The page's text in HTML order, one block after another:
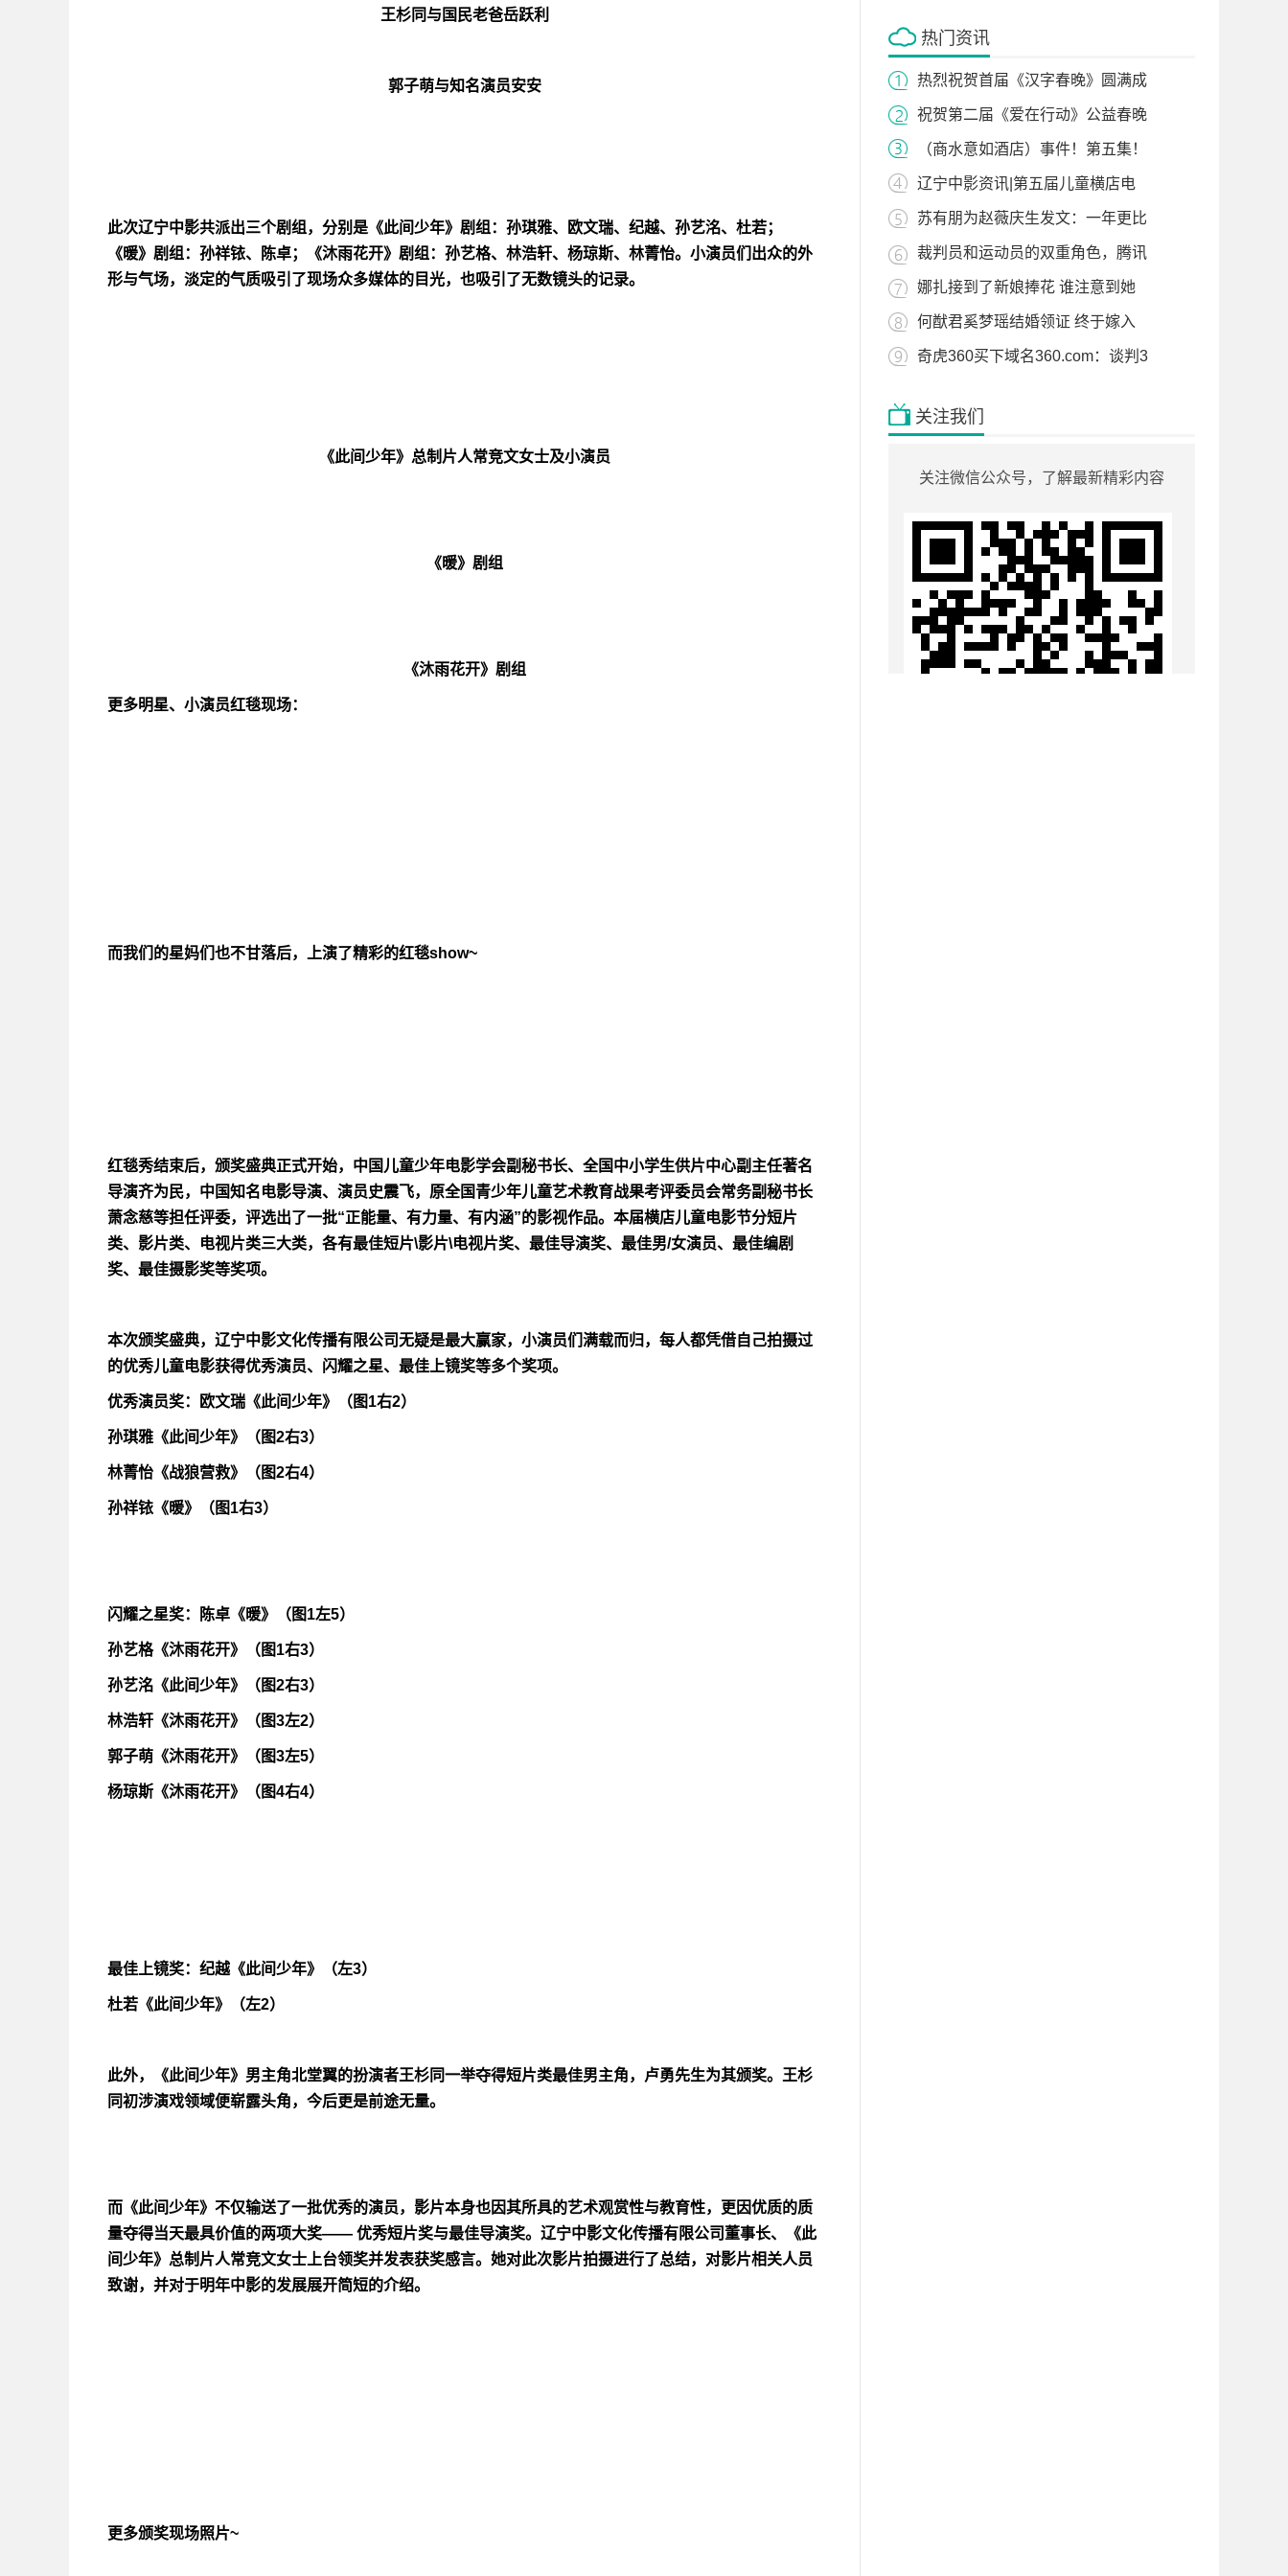
王杉同与国民老爸岳跃利
郭子萌与知名演员安安
此次辽宁中影共派出三个剧组，分别是《此间少年》剧组：孙琪雅、欧文瑞、纪越、孙艺洺、杜若；
《暖》剧组：孙祥铱、陈卓；《沐雨花开》剧组：孙艺格、林浩轩、杨琼斯、林菁怡。小演员们出众的外
形与气场，淡定的气质吸引了现场众多媒体的目光，也吸引了无数镜头的记录。
《此间少年》总制片人常竞文女士及小演员
《暖》剧组
《沐雨花开》剧组
更多明星、小演员红毯现场：
而我们的星妈们也不甘落后，上演了精彩的红毯show~
红毯秀结束后，颁奖盛典正式开始，中国儿童少年电影学会副秘书长、全国中小学生供片中心副主任著名
导演齐为民，中国知名电影导演、演员史震飞，原全国青少年儿童艺术教育战果考评委员会常务副秘书长
萧念慈等担任评委，评选出了一批“正能量、有力量、有内涵”的影视作品。本届横店儿童电影节分短片
类、影片类、电视片类三大类，各有最佳短片\影片\电视片奖、最佳导演奖、最佳男/女演员、最佳编剧
奖、最佳摄影奖等奖项。
本次颁奖盛典，辽宁中影文化传播有限公司无疑是最大赢家，小演员们满载而归，每人都凭借自己拍摄过
的优秀儿童电影获得优秀演员、闪耀之星、最佳上镜奖等多个奖项。
优秀演员奖：欧文瑞《此间少年》（图1右2）
孙琪雅《此间少年》（图2右3）
林菁怡《战狼营救》（图2右4）
孙祥铱《暖》（图1右3）
闪耀之星奖：陈卓《暖》（图1左5）
孙艺格《沐雨花开》（图1右3）
孙艺洺《此间少年》（图2右3）
林浩轩《沐雨花开》（图3左2）
郭子萌《沐雨花开》（图3左5）
杨琼斯《沐雨花开》（图4右4）
最佳上镜奖：纪越《此间少年》（左3）
杜若《此间少年》（左2）
此外，《此间少年》男主角北堂翼的扮演者王杉同一举夺得短片类最佳男主角，卢勇先生为其颁奖。王杉
同初涉演戏领域便崭露头角，今后更是前途无量。
而《此间少年》不仅输送了一批优秀的演员，影片本身也因其所具的艺术观赏性与教育性，更因优质的质
量夺得当天最具价值的两项大奖—— 优秀短片奖与最佳导演奖。辽宁中影文化传播有限公司董事长、《此
间少年》总制片人常竞文女士上台领奖并发表获奖感言。她对此次影片拍摄进行了总结，对影片相关人员
致谢，并对于明年中影的发展展开简短的介绍。
更多颁奖现场照片~
热门资讯
热烈祝贺首届《汉字春晚》圆满成
祝贺第二届《爱在行动》公益春晚
（商水意如酒店）事件！第五集！
辽宁中影资讯|第五届儿童横店电
苏有朋为赵薇庆生发文：一年更比
裁判员和运动员的双重角色，腾讯
娜扎接到了新娘捧花 谁注意到她
何猷君奚梦瑶结婚领证 终于嫁入
奇虎360买下域名360.com：谈判3
关注我们
关注微信公众号，了解最新精彩内容